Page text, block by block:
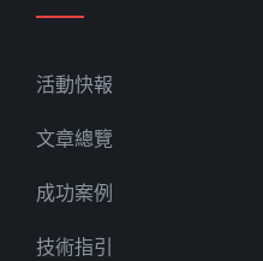
活動快報
文章總覽
成功案例
技術指引